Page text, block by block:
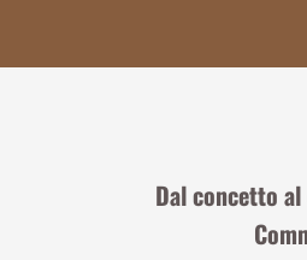
Dal concetto